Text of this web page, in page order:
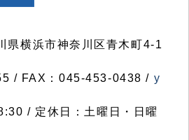
横浜市神奈川区青木町4-1
/ FAX：045-453-0438 / y
/ 定休日：土曜日・日曜